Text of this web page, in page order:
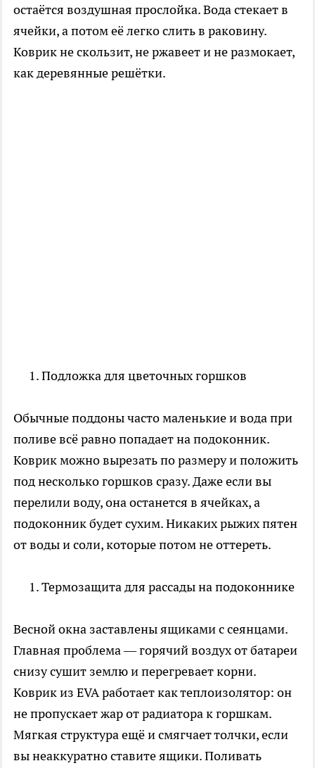
остаётся воздушная прослойка. Вода стекает в
ячейки, а потом её легко слить в раковину.
Коврик не скользит, не ржавеет и не размокает,
как деревянные решётки.
Подложка для цветочных горшков
Обычные поддоны часто маленькие и вода при
поливе всё равно попадает на подоконник.
Коврик можно вырезать по размеру и положить
под несколько горшков сразу. Даже если вы
перелили воду, она останется в ячейках, а
подоконник будет сухим. Никаких рыжих пятен
от воды и соли, которые потом не оттереть.
Термозащита для рассады на подоконнике
Весной окна заставлены ящиками с сеянцами.
Главная проблема — горячий воздух от батареи
снизу сушит землю и перегревает корни.
Коврик из EVA работает как теплоизолятор: он
не пропускает жар от радиатора к горшкам.
Мягкая структура ещё и смягчает толчки, если
вы неаккуратно ставите ящики. Поливать